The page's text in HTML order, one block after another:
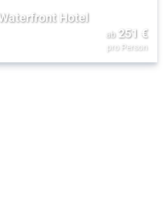
Hotel
ab 251 €
pro Person